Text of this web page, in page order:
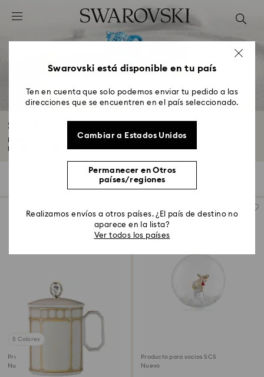
Accesskeys list
2 - Footer
4 - Search results
SCS Exclusive Products
Presentamos nuestra colección de la Swarovski Crystal Society: estos
productos...
Filtros
Filtros
5 Colores
Producto para socios SCS
Nuevo
Producto para socios SCS
Nuevo
Swarovski está disponible en tu país
Ten en cuenta que solo podemos enviar tu pedido a las
direcciones que se encuentren en el país seleccionado.
Cambiar a Estados Unidos
Permanecer en Otros
países/regiones
Realizamos envíos a otros países. ¿El país de destino no
aparece en la lista?
Ver todos los países